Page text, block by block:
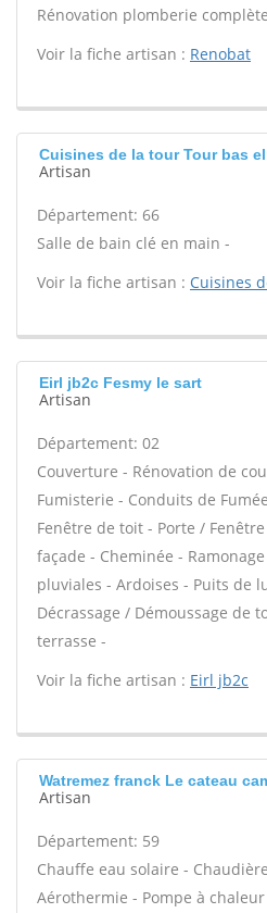
Rénovation plomberie
Voir la fiche artisan : Renobat
Cuisines de la tour Tour bas
Artisan
Département: 66
Salle de bain clé en main -
Voir la fiche artisan : Cuisines
Eirl jb2c Fesmy le sart
Artisan
Département: 02
Couverture - Rénovation de
Fumisterie - Conduits de
Fenêtre de toit - Porte /
façade - Cheminée -
pluviales - Ardoises - Puits de
Décrassage / Démoussage de
terrasse -
Voir la fiche artisan : Eirl jb2c
Watremez franck Le cateau
Artisan
Département: 59
Chauffe eau solaire -
Aérothermie - Pompe à